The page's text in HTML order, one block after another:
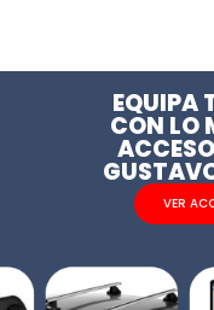
EQUIPA
CON LO
VER